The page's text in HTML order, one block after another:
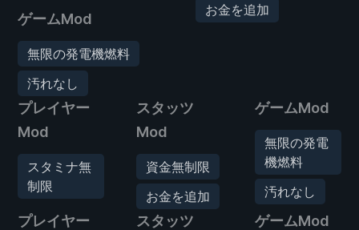
ゲームMod
無限の発電機燃料
汚れなし
お金を追加
プレイヤー
Mod
スタミナ無
制限
スタッツ
Mod
資金無制限
お金を追加
ゲームMod
無限の発電
機燃料
汚れなし
プレイヤー
スタッツ
ゲームMod